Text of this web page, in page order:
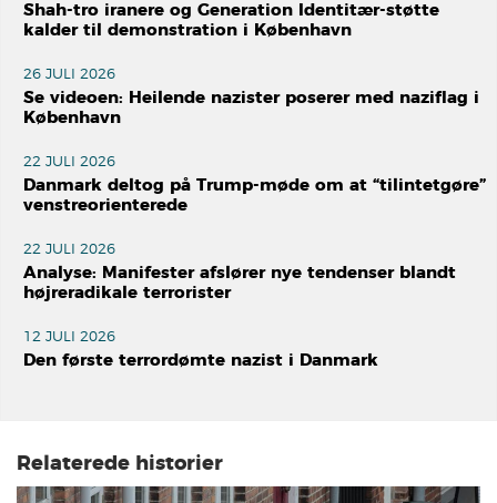
Shah-tro iranere og Generation Identitær-støtte
kalder til demonstration i København
26 JULI 2026
Se videoen: Heilende nazister poserer med naziflag i
København
22 JULI 2026
Danmark deltog på Trump-møde om at “tilintetgøre”
venstreorienterede
22 JULI 2026
Analyse: Manifester afslører nye tendenser blandt
højreradikale terrorister
12 JULI 2026
Den første terrordømte nazist i Danmark
Relaterede historier